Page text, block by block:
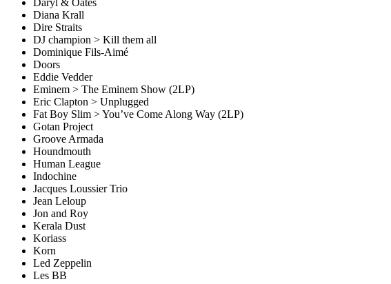
Diana Krall
Dire Straits
DJ champion > Kill them all
Dominique Fils-Aimé
Doors
Eddie Vedder
Eminem > The Eminem Show (2LP)
Eric Clapton > Unplugged
Fat Boy Slim > You’ve Come Along Way (2LP)
Gotan Project
Groove Armada
Houndmouth
Human League
Indochine
Jacques Loussier Trio
Jean Leloup
Jon and Roy
Kerala Dust
Koriass
Korn
Led Zeppelin
Les BB